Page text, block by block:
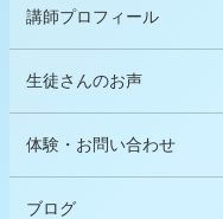
講師プロフィール
生徒さんのお声
体験・お問い合わせ
ブログ